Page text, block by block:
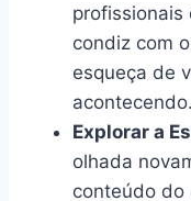
profissionais
condiz com
esqueça de
acontecendo.
Explorar a
olhada
conteúdo do